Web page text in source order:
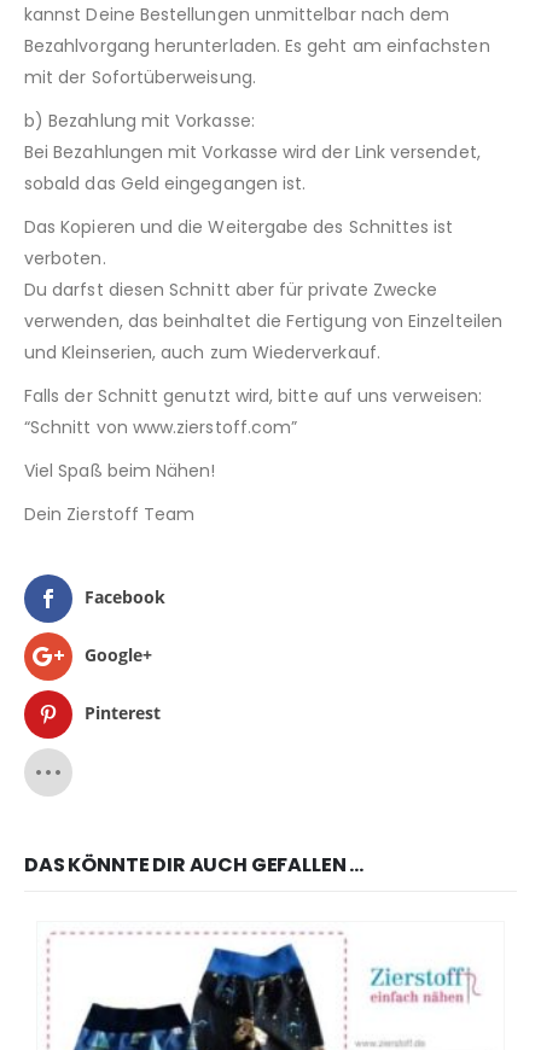
kannst Deine Bestellungen unmittelbar nach dem
Bezahlvorgang herunterladen. Es geht am einfachsten
mit der Sofortüberweisung.
b) Bezahlung mit Vorkasse:
Bei Bezahlungen mit Vorkasse wird der Link versendet,
sobald das Geld eingegangen ist.
Das Kopieren und die Weitergabe des Schnittes ist
verboten.
Du darfst diesen Schnitt aber für private Zwecke
verwenden, das beinhaltet die Fertigung von Einzelteilen
und Kleinserien, auch zum Wiederverkauf.
Falls der Schnitt genutzt wird, bitte auf uns verweisen:
“Schnitt von www.zierstoff.com”
Viel Spaß beim Nähen!
Dein Zierstoff Team
Facebook
Google+
Pinterest
DAS KÖNNTE DIR AUCH GEFALLEN …